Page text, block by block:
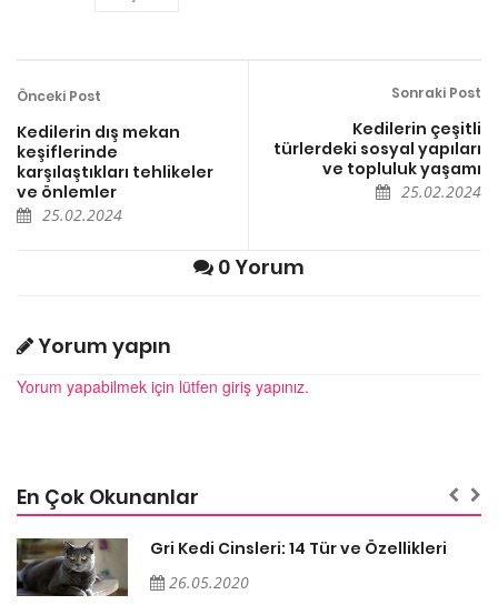
Önceki Post
Kedilerin dış mekan
keşiflerinde
karşılaştıkları tehlikeler
ve önlemler
25.02.2024
Sonraki Post
Kedilerin çeşitli
türlerdeki sosyal yapıları
ve topluluk yaşamı
25.02.2024
0 Yorum
Yorum yapın
Yorum yapabilmek için lütfen giriş yapınız.
En Çok Okunanlar
Gri Kedi Cinsleri: 14 Tür ve Özellikleri
26.05.2020